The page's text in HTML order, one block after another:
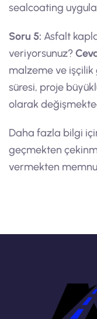
sealcoating
Soru 5: Asfalt
veriyorsunuz?
malzeme ve
süresi, proje
olarak
Daha fazla bilgi
geçmekten
vermekten